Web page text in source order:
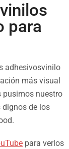
para
adhesivosvinilo
más visual
pusimos nuestro
dignos de los
para verlos